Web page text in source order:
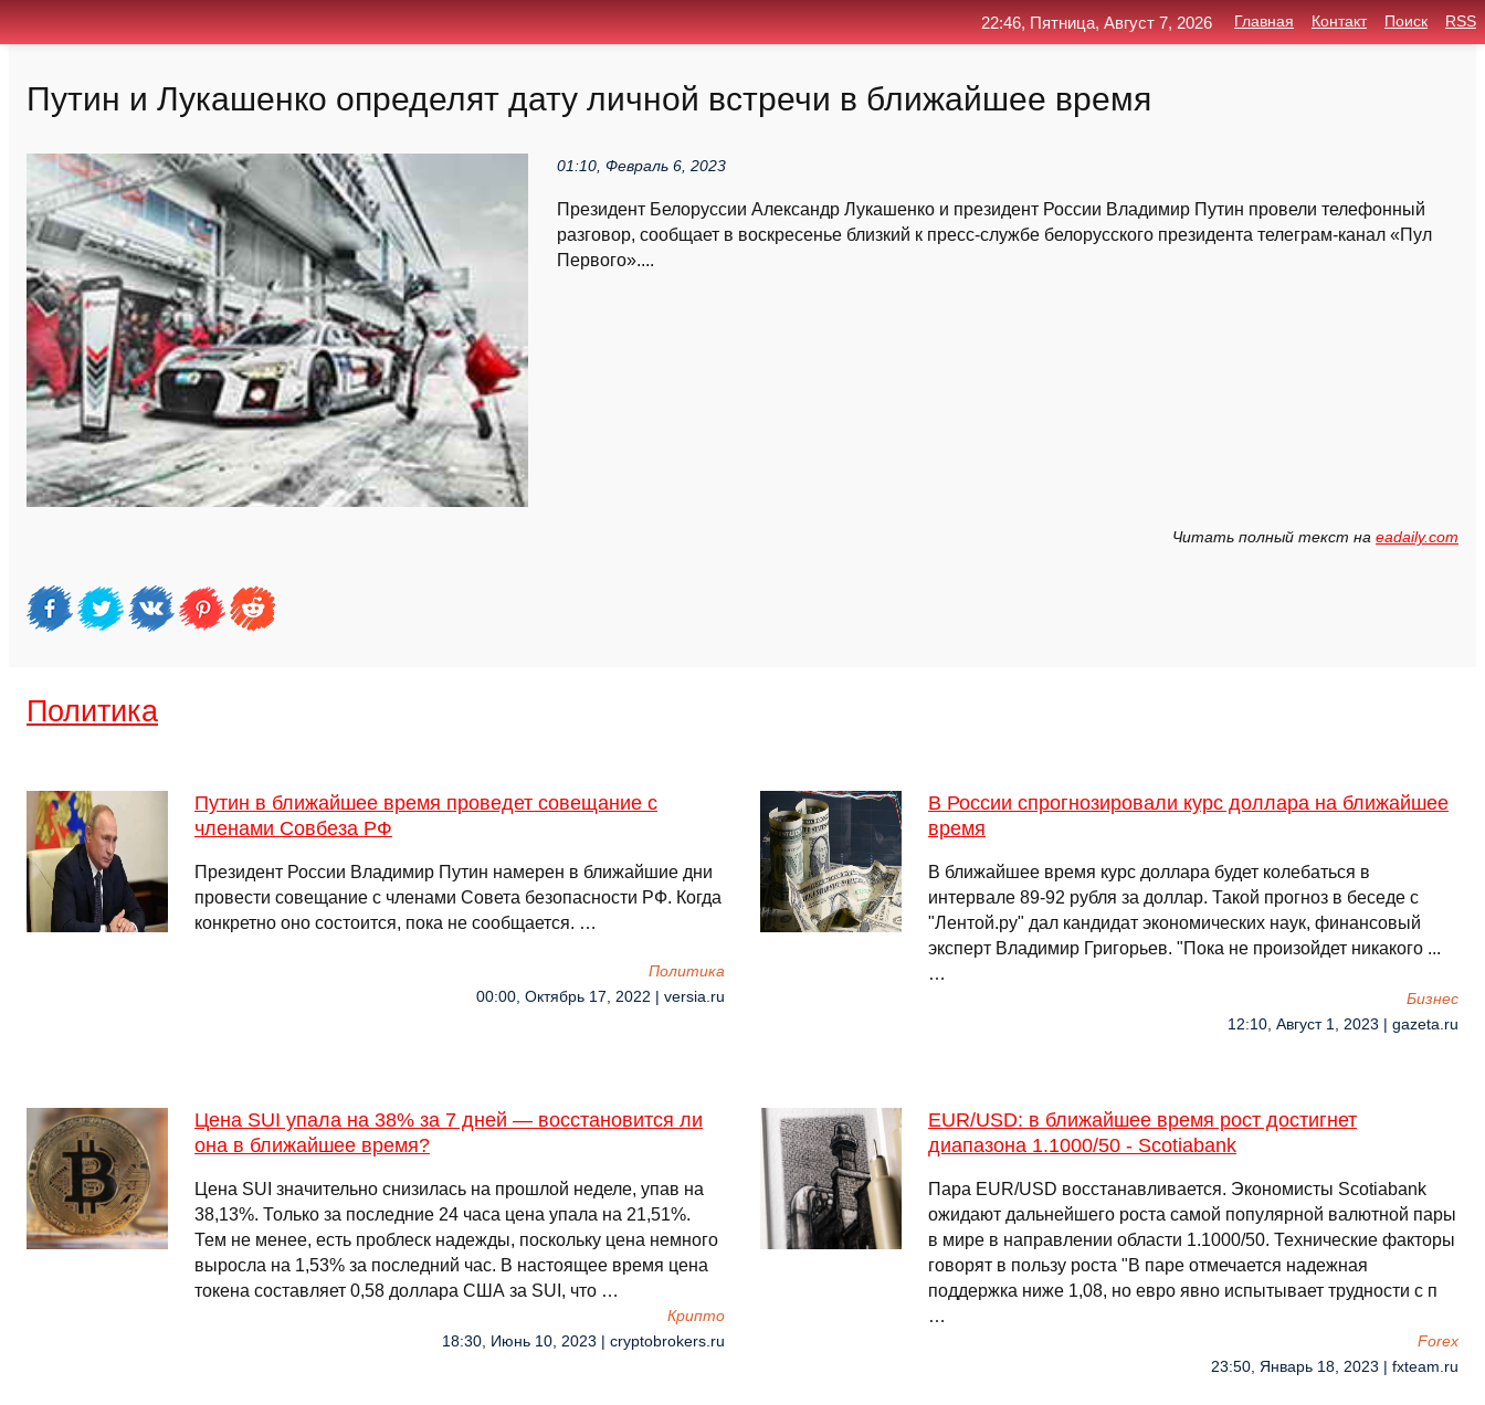
Путин и Лукашенко определят дату личной встречи в ближайшее время
01:10, Февраль 6, 2023
Президент Белоруссии Александр Лукашенко и президент России Владимир Путин провели телефонный
разговор, сообщает в воскресенье близкий к пресс-службе белорусского президента телеграм-канал «Пул
Первого»....
Читать полный текст на eadaily.com
Политика
Путин в ближайшее время проведет совещание с
членами Совбеза РФ
Президент России Владимир Путин намерен в ближайшие дни
провести совещание с членами Совета безопасности РФ. Когда
конкретно оно состоится, пока не сообщается. …
Политика
00:00, Октябрь 17, 2022 | versia.ru
В России спрогнозировали курс доллара на ближайшее
время
В ближайшее время курс доллара будет колебаться в
интервале 89-92 рубля за доллар. Такой прогноз в беседе с
"Лентой.ру" дал кандидат экономических наук, финансовый
эксперт Владимир Григорьев. "Пока не произойдет никакого ...
…
Бизнес
12:10, Август 1, 2023 | gazeta.ru
Цена SUI упала на 38% за 7 дней — восстановится ли
она в ближайшее время?
Цена SUI значительно снизилась на прошлой неделе, упав на
38,13%. Только за последние 24 часа цена упала на 21,51%.
Тем не менее, есть проблеск надежды, поскольку цена немного
выросла на 1,53% за последний час. В настоящее время цена
токена составляет 0,58 доллара США за SUI, что …
Крипто
18:30, Июнь 10, 2023 | cryptobrokers.ru
EUR/USD: в ближайшее время рост достигнет
диапазона 1.1000/50 - Scotiabank
Пара EUR/USD восстанавливается. Экономисты Scotiabank
ожидают дальнейшего роста самой популярной валютной пары
в мире в направлении области 1.1000/50. Технические факторы
говорят в пользу роста "В паре отмечается надежная
поддержка ниже 1,08, но евро явно испытывает трудности с п
…
Forex
23:50, Январь 18, 2023 | fxteam.ru
22:46, Пятница, Август 7, 2026 Главная Контакт Поиск RSS